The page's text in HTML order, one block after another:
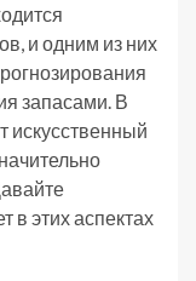
и одним из них
запасами. В
искусственный
в этих аспектах